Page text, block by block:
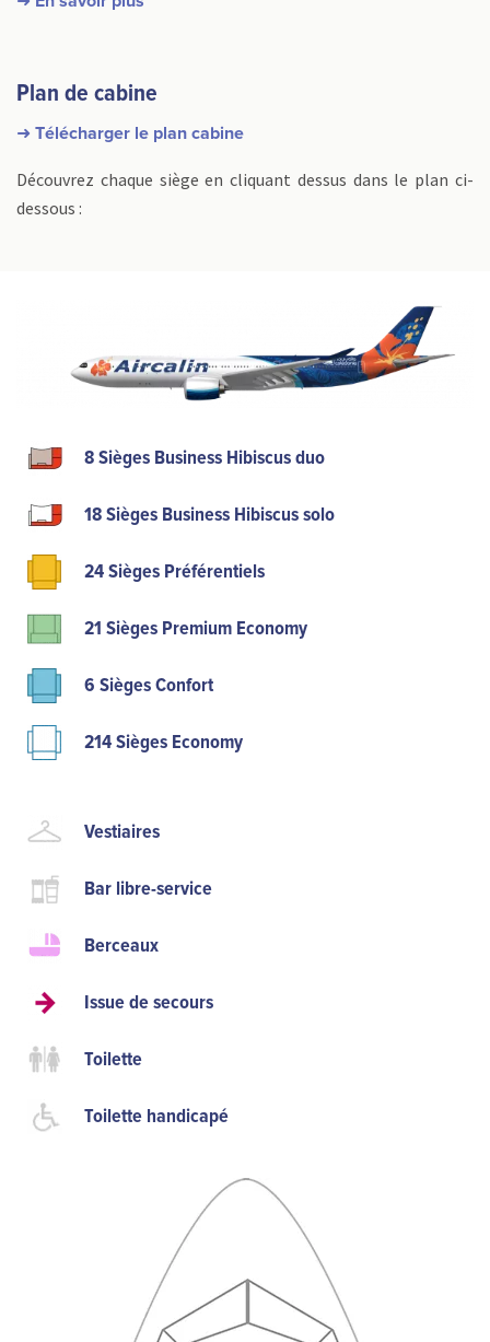
Plan de cabine
➜ Télécharger le plan cabine
Découvrez chaque siège en cliquant dessus dans le plan ci-
dessous :
8 Sièges Business Hibiscus duo
18 Sièges Business Hibiscus solo
24 Sièges Préférentiels
21 Sièges Premium Economy
6 Sièges Confort
214 Sièges Economy
Vestiaires
Bar libre-service
Berceaux
Issue de secours
Toilette
Toilette handicapé